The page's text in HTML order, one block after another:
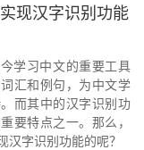
现汉字识别功能
学习中文的重要工具
汇和例句，为中文学
而其中的汉字识别功
要特点之一。那么，
汉字识别功能的呢？